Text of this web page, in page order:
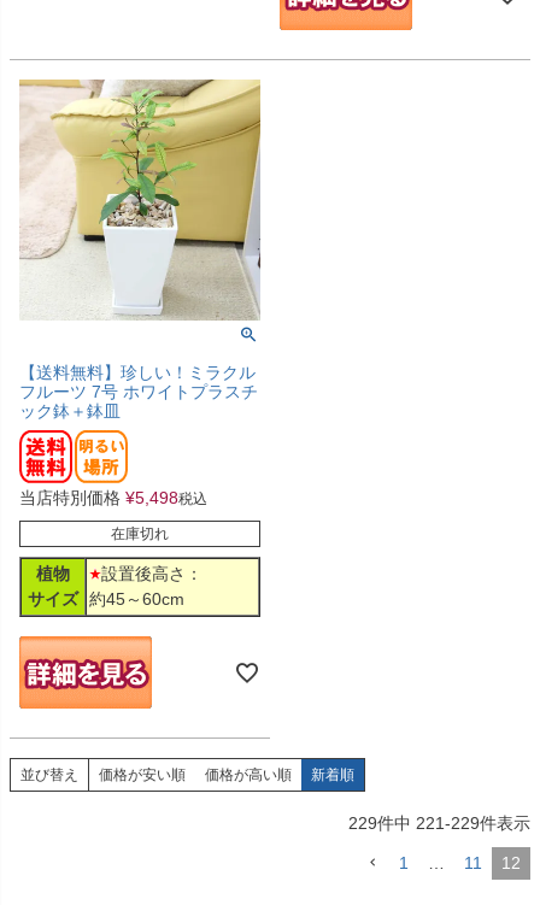
【送料無料】珍しい！ミラクル
フルーツ 7号 ホワイトプラスチ
ック鉢＋鉢皿
当店特別価格 ¥5,498税込
在庫切れ
植物
サイズ
設置後高さ：
約45～60cm
並び替え 価格が安い順 価格が高い順 新着順
229件中 221-229件表示
1 11 12